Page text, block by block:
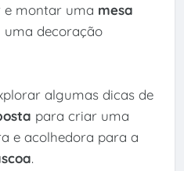
e montar uma mesa
uma decoração
algumas dicas de
para criar uma
e acolhedora para a
.